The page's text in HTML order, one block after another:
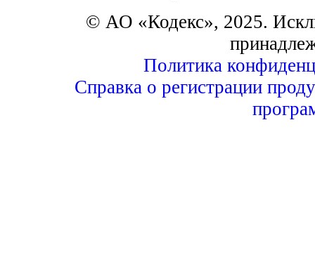
© АО «Кодекс», 2025.
Политика
Справка о регистрации